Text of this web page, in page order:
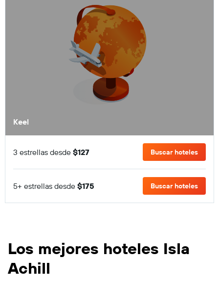
Keel
3 estrellas desde $127 Buscar hoteles
5+ estrellas desde $175 Buscar hoteles
Los mejores hoteles Isla
Achill